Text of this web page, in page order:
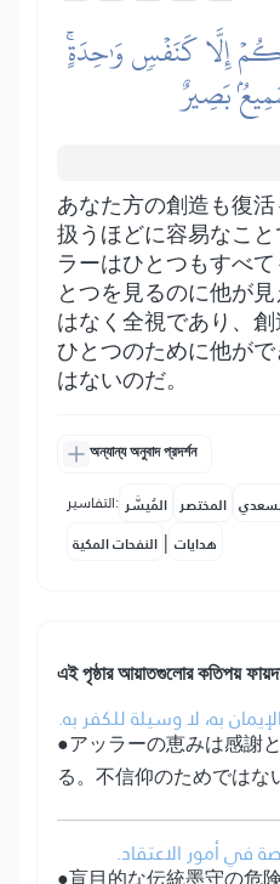
إِلَّا كَنَفۡسٖ وَٰحِدَةٍۚ
بَصِيرٌ
あなた方の創造も復
扱うほどに容易なこ
ラーはひとつもすべ
とつを見るのに他が
はなく全視であり、
ひとつのために他が
はないのだ。
অন্যান্য অনুবাদ প্রদর্শন
التفاسير: المُيسَّر المختصر
النفحات المكية | هدايات
এই পৃষ্ঠার আয়াতগুলোর কতিপয়
به، لا وسيلة للكفر به.
●アッラーの恵みは感謝
る。不信仰のためではな
في أمور الاعتقاد.